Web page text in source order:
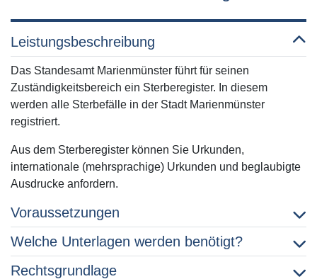
Leistungsbeschreibung
Das Standesamt Marienmünster führt für seinen
Zuständigkeitsbereich ein Sterberegister. In diesem
werden alle Sterbefälle in der Stadt Marienmünster
registriert.
Aus dem Sterberegister können Sie Urkunden,
internationale (mehrsprachige) Urkunden und beglaubigte
Ausdrucke anfordern.
Voraussetzungen
Welche Unterlagen werden benötigt?
Rechtsgrundlage